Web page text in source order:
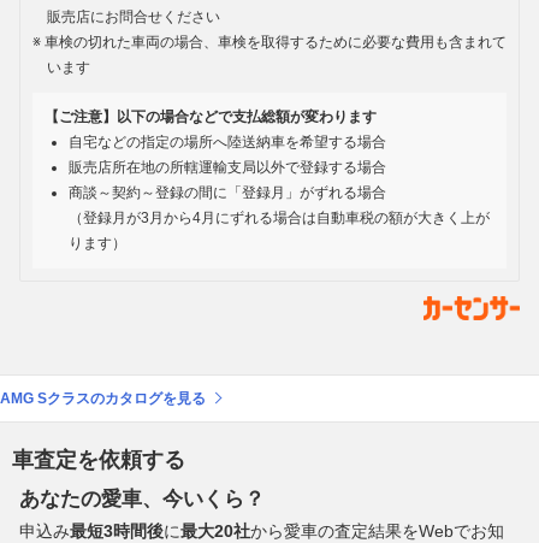
販売店にお問合せください
車検の切れた車両の場合、車検を取得するために必要な費用も含まれて
います
【ご注意】以下の場合などで支払総額が変わります
自宅などの指定の場所へ陸送納車を希望する場合
販売店所在地の所轄運輸支局以外で登録する場合
商談～契約～登録の間に「登録月」がずれる場合
（登録月が3月から4月にずれる場合は自動車税の額が大きく上が
ります）
AMG Sクラスのカタログを見る
車査定を依頼する
あなたの愛車、今いくら？
申込み最短3時間後に最大20社から愛車の査定結果をWebでお知